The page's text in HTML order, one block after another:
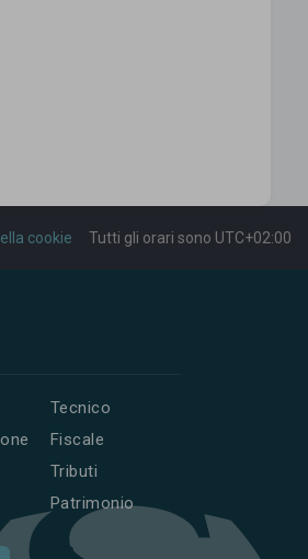
Tutti gli orari sono UTC+02:00
cookie
Tecnico
Fiscale
Tributi
Patrimonio